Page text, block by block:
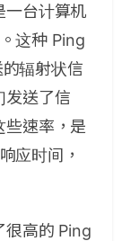
一台计算机
这种 Ping
辐射状信
发送了信
些速率，是
应时间，
很高的 Ping